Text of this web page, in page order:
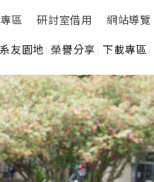
區 研討室借用 網站導覽
系友園地 榮譽分享 下載專區